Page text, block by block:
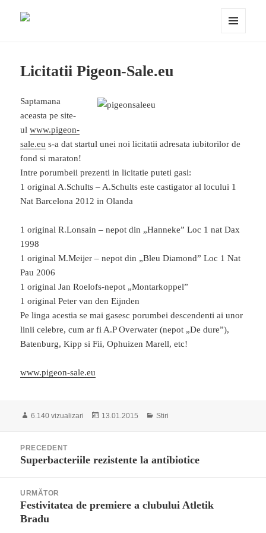
Licitatii Pigeon-Sale.eu
Saptamana
aceasta pe site-
ulwww.pigeon-
sale.eu s-a dat startul unei noi licitatii adresata iubitorilor de
fond si maraton!
Intre porumbeii prezenti in licitatie puteti gasi:
1 original A.Schults – A.Schults este castigator al locului 1
Nat Barcelona 2012 in Olanda
1 original R.Lonsain – nepot din „Hanneke” Loc 1 nat Dax
1998
1 original M.Meijer – nepot din „Bleu Diamond” Loc 1 Nat
Pau 2006
1 original Jan Roelofs-nepot „Montarkoppel”
1 original Peter van den Eijnden
Pe linga acestia se mai gasesc porumbei descendenti ai unor
linii celebre, cum ar fi A.P Overwater (nepot „De dure”),
Batenburg, Kipp si Fii, Ophuizen Marell, etc!
www.pigeon-sale.eu
6.140 vizualizari
Publicat
13.01.2015 Categorii
Stiri
PRECEDENT
Articolul
Superbacteriile rezistente la antibiotice
URMĂTOR
Articolul
următor:
Festivitatea de premiere a clubului Atletik
Bradu